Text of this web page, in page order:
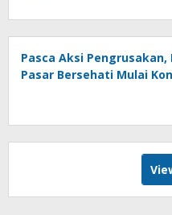
Pasca Aksi Pengrusakan,
Pasar Bersehati Mulai